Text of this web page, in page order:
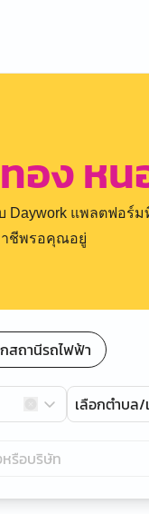
ง หน
แพลตฟอร์
าชีพรอคุณอยู่
สถานีรถไฟฟ้า
เลือกตำบล/